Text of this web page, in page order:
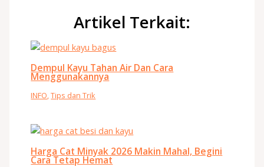
Artikel Terkait:
Dempul Kayu Tahan Air Dan Cara
Menggunakannya
INFO,Tips dan Trik
Harga Cat Minyak 2026 Makin Mahal, Begini
Cara Tetap Hemat